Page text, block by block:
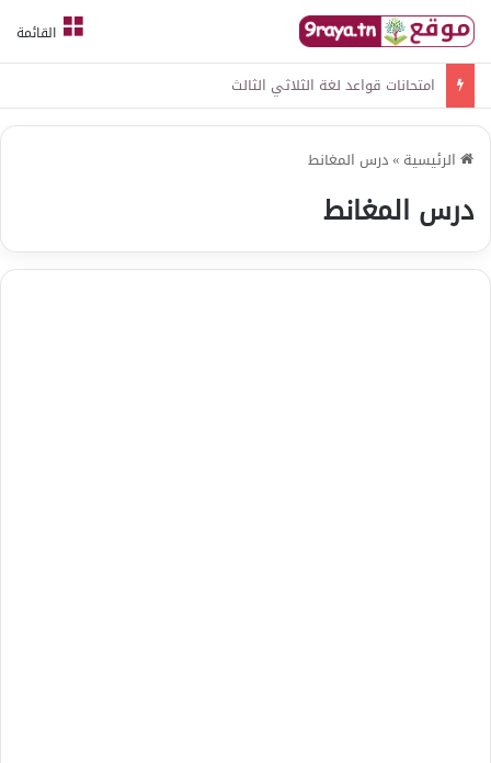
القائمة
امتحانات قواعد لغة الثلاثي الثالث
الرئيسية »درس المغانط
درس المغانط